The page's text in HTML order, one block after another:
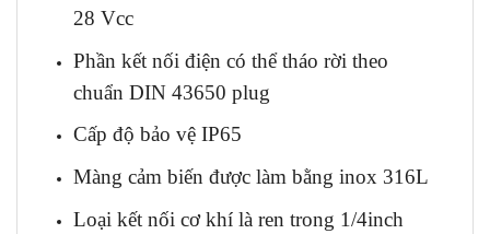
28 Vcc
Phần kết nối điện có thể tháo rời theo
chuẩn DIN 43650 plug
Cấp độ bảo vệ IP65
Màng cảm biến được làm bằng inox 316L
Loại kết nối cơ khí là ren trong 1/4inch